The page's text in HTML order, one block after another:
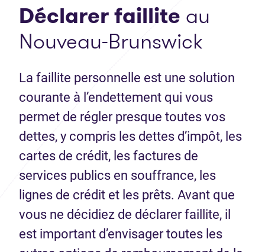
Déclarer faillite au
Nouveau-Brunswick
La faillite personnelle est une solution
courante à l’endettement qui vous
permet de régler presque toutes vos
dettes, y compris les dettes d’impôt, les
cartes de crédit, les factures de
services publics en souffrance, les
lignes de crédit et les prêts. Avant que
vous ne décidiez de déclarer faillite, il
est important d’envisager toutes les